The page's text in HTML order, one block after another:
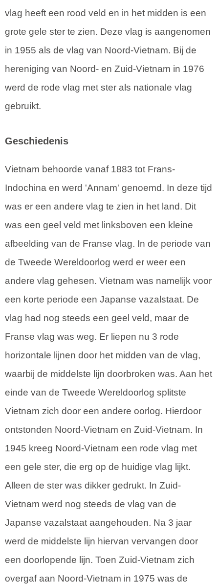
vlag heeft een rood veld en in het midden is een
grote gele ster te zien. Deze vlag is aangenomen
in 1955 als de vlag van Noord-Vietnam. Bij de
hereniging van Noord- en Zuid-Vietnam in 1976
werd de rode vlag met ster als nationale vlag
gebruikt.
Geschiedenis
Vietnam behoorde vanaf 1883 tot Frans-
Indochina en werd 'Annam' genoemd. In deze tijd
was er een andere vlag te zien in het land. Dit
was een geel veld met linksboven een kleine
afbeelding van de Franse vlag. In de periode van
de Tweede Wereldoorlog werd er weer een
andere vlag gehesen. Vietnam was namelijk voor
een korte periode een Japanse vazalstaat. De
vlag had nog steeds een geel veld, maar de
Franse vlag was weg. Er liepen nu 3 rode
horizontale lijnen door het midden van de vlag,
waarbij de middelste lijn doorbroken was. Aan het
einde van de Tweede Wereldoorlog splitste
Vietnam zich door een andere oorlog. Hierdoor
ontstonden Noord-Vietnam en Zuid-Vietnam. In
1945 kreeg Noord-Vietnam een rode vlag met
een gele ster, die erg op de huidige vlag lijkt.
Alleen de ster was dikker gedrukt. In Zuid-
Vietnam werd nog steeds de vlag van de
Japanse vazalstaat aangehouden. Na 3 jaar
werd de middelste lijn hiervan vervangen door
een doorlopende lijn. Toen Zuid-Vietnam zich
overgaf aan Noord-Vietnam in 1975 was de